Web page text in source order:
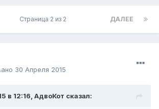
ДАЛЕЕ
Страница 2 из 2
30 Апреля 2015
в 12:16, АдвоКот сказал: